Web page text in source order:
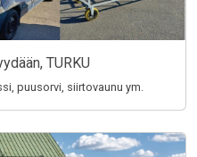
TURKU
puusorvi, siirtovaunu ym.